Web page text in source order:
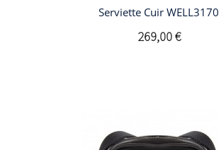
Serviette Cuir WELL3170
269,00 €